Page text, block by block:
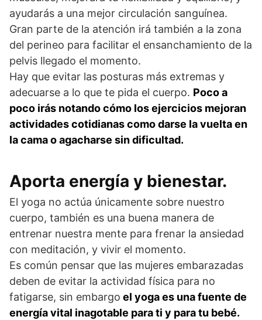
ayudarás a una mejor circulación sanguínea.
Gran parte de la atención irá también a la zona
del perineo para facilitar el ensanchamiento de la
pelvis llegado el momento.
Hay que evitar las posturas más extremas y
adecuarse a lo que te pida el cuerpo. Poco a
poco irás notando cómo los ejercicios mejoran
actividades cotidianas como darse la vuelta en
la cama o agacharse sin dificultad.
Aporta energía y bienestar.
El yoga no actúa únicamente sobre nuestro
cuerpo, también es una buena manera de
entrenar nuestra mente para frenar la ansiedad
con meditación, y vivir el momento.
Es común pensar que las mujeres embarazadas
deben de evitar la actividad física para no
fatigarse, sin embargo el yoga es una fuente de
energía vital inagotable para ti y para tu bebé.